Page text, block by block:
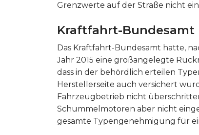
Grenzwerte auf der Straße nicht
Kraftfahrt-
Das Kraftfahrt-Bundesamt hatte,
Jahr 2015 eine großangelegte
dass in der behördlich erteilen
Herstellerseite auch versichert
Fahrzeugbetrieb nicht
Schummelmotoren aber nicht
gesamte Typengenehmigung für